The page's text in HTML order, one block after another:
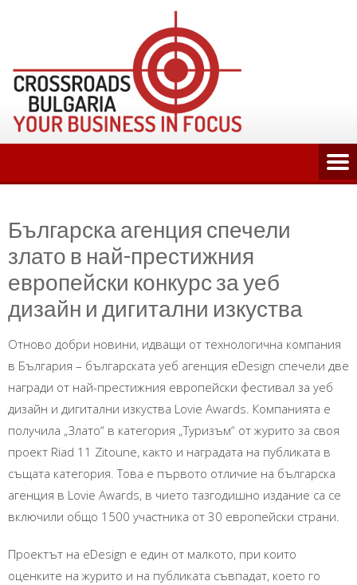
Българска агенция спечели
злато в най-престижния
европейски конкурс за уеб
дизайн и дигитални изкуства
Отново добри новини, идващи от технологична компания
в България – българската уеб агенция eDesign спечели две
награди от най-престижния европейски фестивал за уеб
дизайн и дигитални изкуства Lovie Awards. Компанията е
получила „Злато“ в категория „Туризъм“ от журито за своя
проект Riad 11 Zitoune, както и наградата на публиката в
същата категория. Това е първото отличие на българска
агенция в Lovie Awards, в чието тазгодишно издание са се
включили общо 1500 участника от 30 европейски страни.
Проектът на eDesign е един от малкото, при които
оценките на журито и на публиката съвпадат, което го